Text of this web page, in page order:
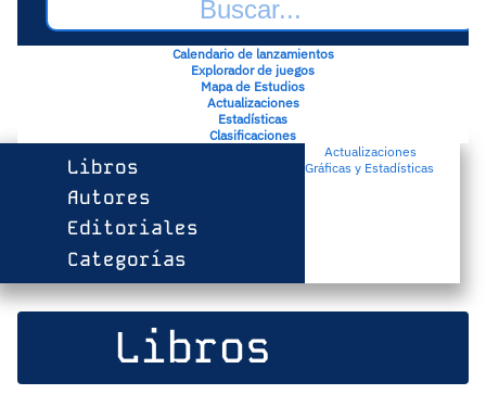
Calendario de lanzamientos
Explorador de juegos
Mapa de Estudios
Actualizaciones
Estadísticas
Clasificaciones
Libros
Autores
Editoriales
Categorías
Actualizaciones
Gráficas y Estadísticas
Libros